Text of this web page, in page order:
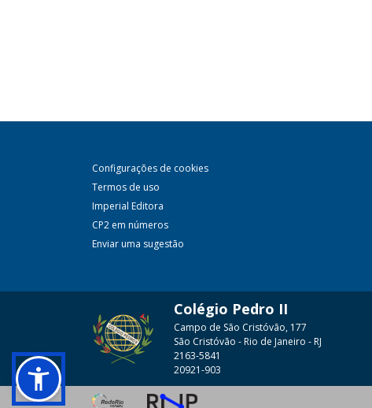
Configurações de cookies
Termos de uso
Imperial Editora
CP2 em números
Enviar uma sugestão
Colégio Pedro II
Campo de São Cristóvão, 177
São Cristóvão - Rio de Janeiro - RJ
2163-5841
20921-903